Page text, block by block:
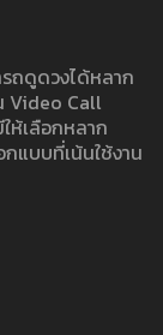
ถดูดวงได้หลาก
Video Call
เลือกหลาก
แบบที่เน้นใช้งาน